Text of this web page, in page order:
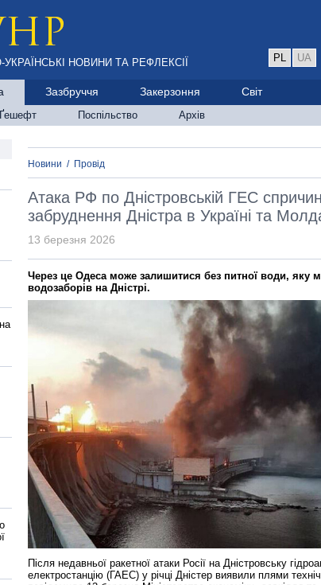
УКРАЇНСЬКІ НОВИНИ ТА РЕФЛЕКСІЇ PL UA
Зазбруччя Закерзоння Світ
Ґешефт Поспільство Архів
Новини / Провід
Атака РФ по Дністровській ГЕС
забруднення Дністра в Україні та
13 березня 2026
Через це Одеса може залишитися без питної води, яку
водозаборів на Дністрі.
Після недавньої ракетної атаки Росії на Дністровську
електростанцію (ГАЕС) у річці Дністер виявили плями